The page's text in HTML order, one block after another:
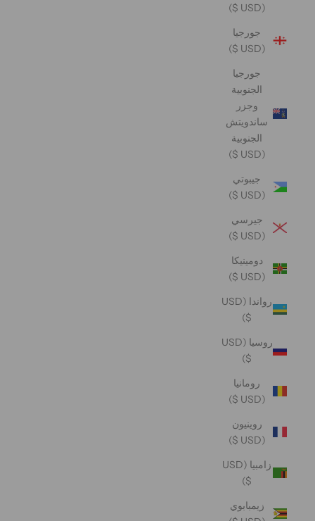
(USD $)
جورجيا
(USD $)
جورجيا
الجنوبية
وجزر
ساندويتش
الجنوبية
(USD $)
جيبوتي
(USD $)
جيرسي
(USD $)
دومينيكا
(USD $)
رواندا (USD
$)
روسيا (USD
$)
رومانيا
(USD $)
روينيون
(USD $)
زامبيا (USD
$)
زيمبابوي